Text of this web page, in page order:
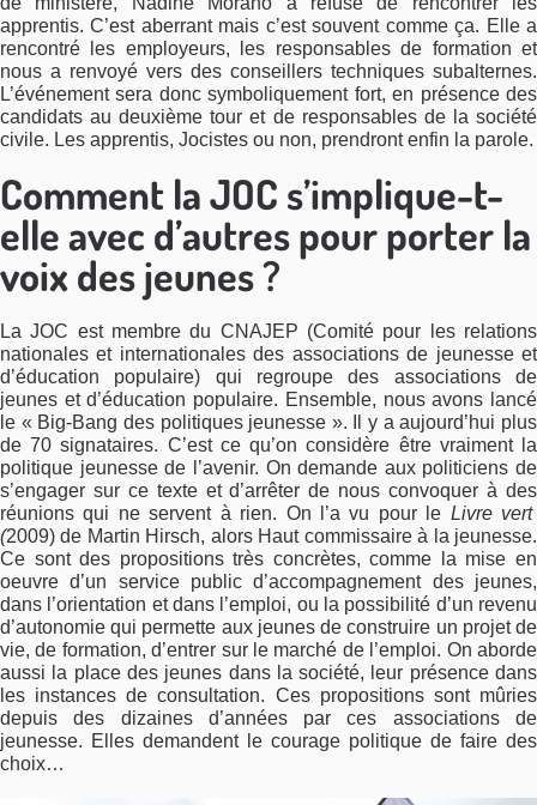
apprentis. C’est aberrant mais c’est souvent comme ça. Elle a
rencontré les employeurs, les responsables de formation et
nous a renvoyé vers des conseillers techniques subalternes.
L’événement sera donc symboliquement fort, en présence des
candidats au deuxième tour et de responsables de la société
civile. Les apprentis, Jocistes ou non, prendront enfin la parole.
Comment la JOC s’implique-t-
elle avec d’autres pour porter la
voix des jeunes ?
La JOC est membre du CNAJEP (Comité pour les relations
nationales et internationales des associations de jeunesse et
d’éducation populaire) qui regroupe des associations de
jeunes et d’éducation populaire. Ensemble, nous avons lancé
le « Big-Bang des politiques jeunesse ». Il y a aujourd’hui plus
de 70 signataires. C’est ce qu’on considère être vraiment la
politique jeunesse de l’avenir. On demande aux politiciens de
s’engager sur ce texte et d’arrêter de nous convoquer à des
réunions qui ne servent à rien. On l’a vu pour le Livre vert
(2009) de Martin Hirsch, alors Haut commissaire à la jeunesse.
Ce sont des propositions très concrètes, comme la mise en
oeuvre d’un service public d’accompagnement des jeunes,
dans l’orientation et dans l’emploi, ou la possibilité d’un revenu
d’autonomie qui permette aux jeunes de construire un projet de
vie, de formation, d’entrer sur le marché de l’emploi. On aborde
aussi la place des jeunes dans la société, leur présence dans
les instances de consultation. Ces propositions sont mûries
depuis des dizaines d’années par ces associations de
jeunesse. Elles demandent le courage politique de faire des
choix…